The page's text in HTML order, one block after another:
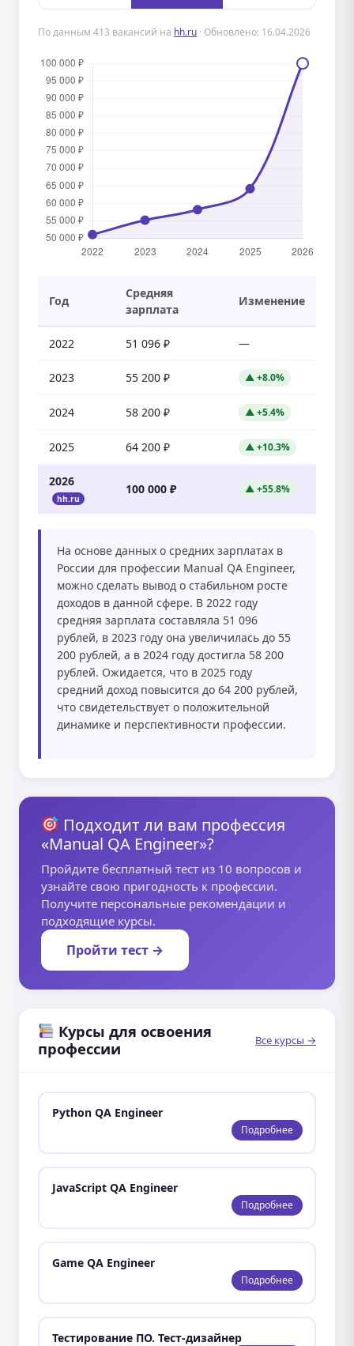
По данным 413 вакансий на hh.ru · Обновлено: 16.04.2026
Год
Средняя
зарплата
Изменение
2022 51 096 ₽ —
2023 55 200 ₽ ▲ +8.0%
2024 58 200 ₽ ▲ +5.4%
2025 64 200 ₽ ▲ +10.3%
2026
hh.ru
100 000 ₽ ▲ +55.8%
На основе данных о средних зарплатах в
России для профессии Manual QA Engineer,
можно сделать вывод о стабильном росте
доходов в данной сфере. В 2022 году
средняя зарплата составляла 51 096
рублей, в 2023 году она увеличилась до 55
200 рублей, а в 2024 году достигла 58 200
рублей. Ожидается, что в 2025 году
средний доход повысится до 64 200 рублей,
что свидетельствует о положительной
динамике и перспективности профессии.
Подходит ли вам профессия
«Manual QA Engineer»?
Пройдите бесплатный тест из 10 вопросов и
узнайте свою пригодность к профессии.
Получите персональные рекомендации и
подходящие курсы.
Пройти тест →
Курсы для освоения
профессии
Все курсы →
Python QA Engineer
Подробнее
JavaScript QA Engineer
Подробнее
Game QA Engineer
Подробнее
Тестирование ПО. Тест-дизайнер